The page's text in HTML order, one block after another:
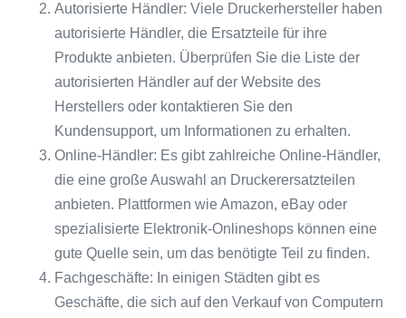
Autorisierte Händler: Viele Druckerhersteller haben
autorisierte Händler, die Ersatzteile für ihre
Produkte anbieten. Überprüfen Sie die Liste der
autorisierten Händler auf der Website des
Herstellers oder kontaktieren Sie den
Kundensupport, um Informationen zu erhalten.
Online-Händler: Es gibt zahlreiche Online-Händler,
die eine große Auswahl an Druckerersatzteilen
anbieten. Plattformen wie Amazon, eBay oder
spezialisierte Elektronik-Onlineshops können eine
gute Quelle sein, um das benötigte Teil zu finden.
Fachgeschäfte: In einigen Städten gibt es
Geschäfte, die sich auf den Verkauf von Computern